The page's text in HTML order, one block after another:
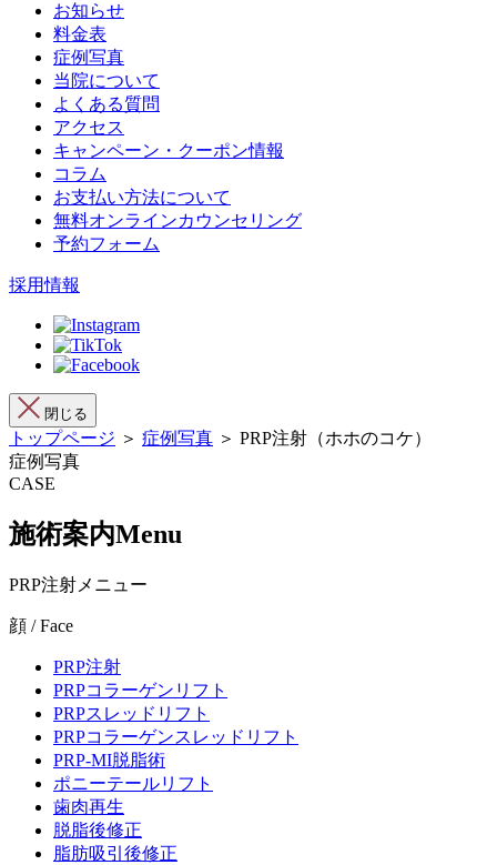
お知らせ
料金表
症例写真
当院について
よくある質問
アクセス
キャンペーン・クーポン情報
コラム
お支払い方法について
無料オンラインカウンセリング
予約フォーム
採用情報
閉じる
トップページ ＞ 症例写真 ＞ PRP注射（ホホのコケ）
症例写真
CASE
施術案内Menu
PRP注射メニュー
顔 / Face
PRP注射
PRPコラーゲンリフト
PRPスレッドリフト
PRPコラーゲンスレッドリフト
PRP-MI脱脂術
ポニーテールリフト
歯肉再生
脱脂後修正
脂肪吸引後修正